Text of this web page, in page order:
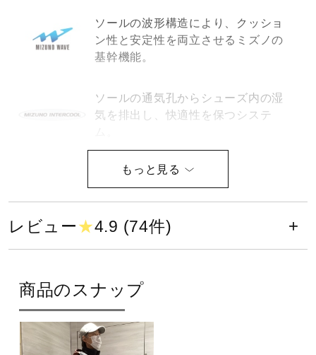
健康／エクササイズ
メディカル
コラボ／ライセンス
セール
サポート
ソールの波形構造により、クッショ
ン性と安定性を両立させるミズノの
基幹機能。
ソールの通気孔からシューズ内の湿
気を排出し、快適性を保つシステ
摩擦に強くシューズの耐久性も高め
甲回り寸法が通常ラストより12mm
レビュー★4.9 (74件)
商品のスナップ